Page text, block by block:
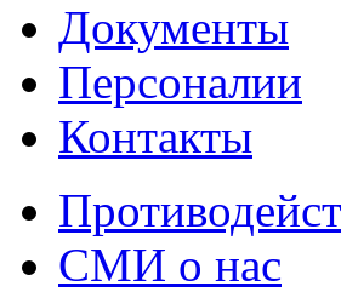
Документы
Персоналии
Контакты
СМИ о нас